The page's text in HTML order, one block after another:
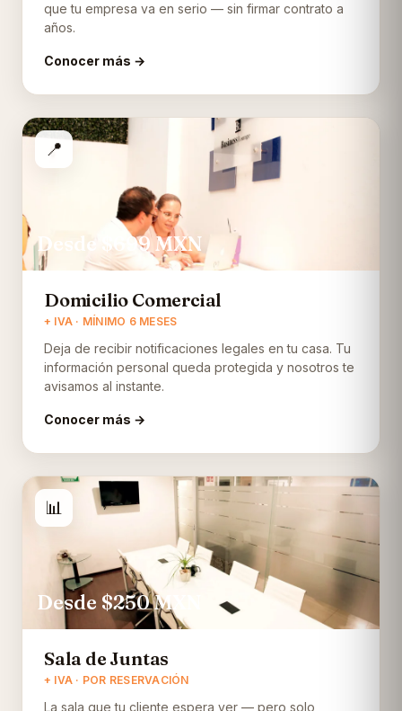
que tu empresa va en serio — sin firmar contrato a
años.
Conocer más →
📍
Desde $699MXN
Domicilio Comercial
+ IVA · MÍNIMO 6 MESES
Deja de recibir notificaciones legales en tu casa. Tu
información personal queda protegida y nosotros te
avisamos al instante.
Conocer más →
📊
Desde $250MXN
Sala de Juntas
+ IVA · POR RESERVACIÓN
La sala que tu cliente espera ver — pero solo